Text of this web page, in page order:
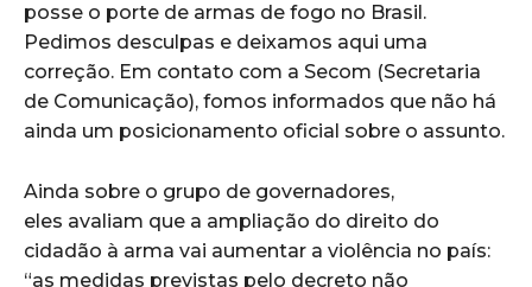
posse o porte de armas de fogo no Brasil.
Pedimos desculpas e deixamos aqui uma
correção. Em contato com a Secom (Secretaria
de Comunicação), fomos informados que não há
ainda um posicionamento oficial sobre o assunto.
Ainda sobre o grupo de governadores,
eles avaliam que a ampliação do direito do
cidadão à arma vai aumentar a violência no país:
“as medidas previstas pelo decreto não